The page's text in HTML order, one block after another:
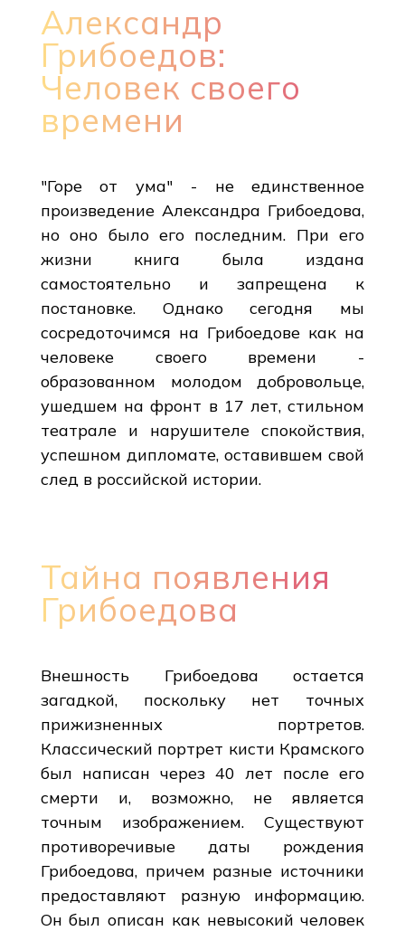
Александр
Грибоедов:
Человек своего
времени
"Горе от ума" - не единственное
произведение Александра Грибоедова,
но оно было его последним. При его
жизни книга была издана
самостоятельно и запрещена к
постановке. Однако сегодня мы
сосредоточимся на Грибоедове как на
человеке своего времени -
образованном молодом добровольце,
ушедшем на фронт в 17 лет, стильном
театрале и нарушителе спокойствия,
успешном дипломате, оставившем свой
след в российской истории.
Тайна появления
Грибоедова
Внешность Грибоедова остается
загадкой, поскольку нет точных
прижизненных портретов.
Классический портрет кисти Крамского
был написан через 40 лет после его
смерти и, возможно, не является
точным изображением. Существуют
противоречивые даты рождения
Грибоедова, причем разные источники
предоставляют разную информацию.
Он был описан как невысокий человек